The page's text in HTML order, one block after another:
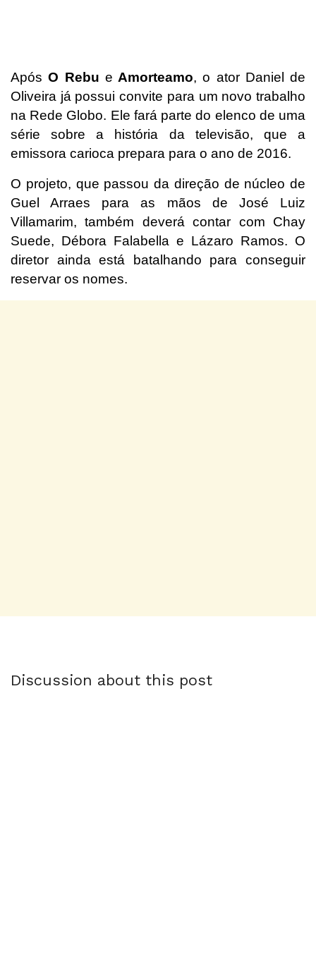
Após O Rebu e Amorteamo, o ator Daniel de
Oliveira já possui convite para um novo trabalho
na Rede Globo. Ele fará parte do elenco de uma
série sobre a história da televisão, que a
emissora carioca prepara para o ano de 2016.
O projeto, que passou da direção de núcleo de
Guel Arraes para as mãos de José Luiz
Villamarim, também deverá contar com Chay
Suede, Débora Falabella e Lázaro Ramos. O
diretor ainda está batalhando para conseguir
reservar os nomes.
Discussion about this post